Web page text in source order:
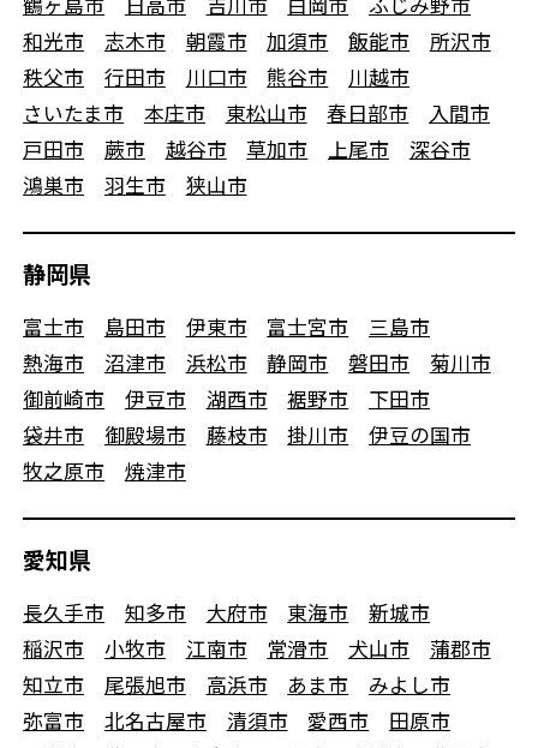
和光市
志木市 朝霞市 加須市 飯能市
所沢市
秩父市
行田市 川口市 熊谷市
川越市
さいたま市
本庄市 東松山市 春日部市
入間市
戸田市
蕨市 越谷市 草加市 上尾市
深谷市
鴻巣市
羽生市 狭山市
静岡県
富士市 島田市 伊東市 富士宮市
三島市
熱海市
沼津市 浜松市 静岡市 磐田市
菊川市
御前崎市
伊豆市 湖西市 裾野市
下田市
袋井市
御殿場市 藤枝市 掛川市
伊豆の国市
牧之原市
焼津市
愛知県
長久手市 知多市 大府市 東海市
新城市
稲沢市
小牧市 江南市 常滑市 犬山市
蒲郡市
知立市
尾張旭市 高浜市 あま市
みよし市
弥富市
北名古屋市 清須市 愛西市
田原市